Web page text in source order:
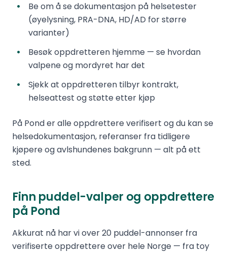
Be om å se dokumentasjon på helsetester
(øyelysning, PRA-DNA, HD/AD for større
varianter)
Besøk oppdretteren hjemme — se hvordan
valpene og mordyret har det
Sjekk at oppdretteren tilbyr kontrakt,
helseattest og støtte etter kjøp
På Pond er alle oppdrettere verifisert og du kan se
helsedokumentasjon, referanser fra tidligere
kjøpere og avlshundenes bakgrunn — alt på ett
sted.
Finn puddel-valper og oppdrettere
på Pond
Akkurat nå har vi over 20 puddel-annonser fra
verifiserte oppdrettere over hele Norge — fra toy